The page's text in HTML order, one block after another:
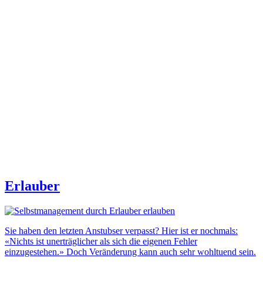
Erlauber
Sie haben den letzten Anstubser verpasst? Hier ist er nochmals:
«Nichts ist unerträglicher als sich die eigenen Fehler
einzugestehen.» Doch Veränderung kann auch sehr wohltuend sein.